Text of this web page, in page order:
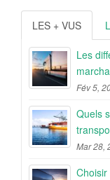
LES + VUS
Les
Fév 5,
Quels
Mar 28,